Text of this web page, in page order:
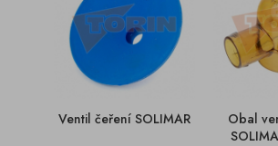
Ventil čeření SOLIMAR
Obal